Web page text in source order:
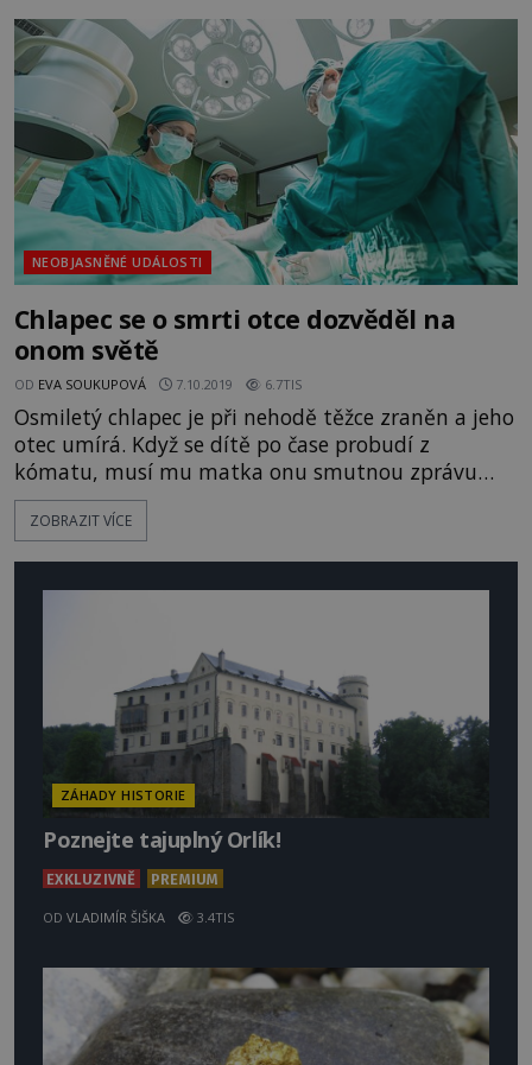
nimi rozdíl, a které z nich se opravdu vyplatí
uzavřít? Nejprve splňte zákonnou povinnost
Povinné ru
NEOBJASNĚNÉ UDÁLOSTI
Chlapec se o smrti otce dozvěděl na
onom světě
OD EVA SOUKUPOVÁ 7.10.2019 6.7TIS
Osmiletý chlapec je při nehodě těžce zraněn a jeho
otec umírá. Když se dítě po čase probudí z
kómatu, musí mu matka onu smutnou zprávu
oznámit. Jenže chlapec tvrdí, že to není žádná
novinky. O smrti otce se dozvěděl, když ho potkal
ZOBRAZIT VÍCE
ZÁHADY HISTORIE
Poznejte tajuplný Orlík!
EXKLUZIVNĚ PREMIUM
OD VLADIMÍR ŠIŠKA 3.4TIS